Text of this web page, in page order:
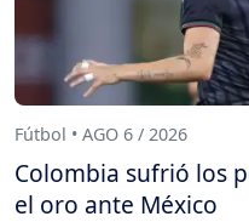
Fútbol • AGO 6 / 2026
Colombia sufrió los
el oro ante México